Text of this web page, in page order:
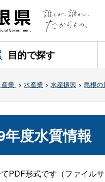
目的で探す
産業 > 水産業 > 水産振興 > 島根の
年度水質情報
PDF形式です（ファイル